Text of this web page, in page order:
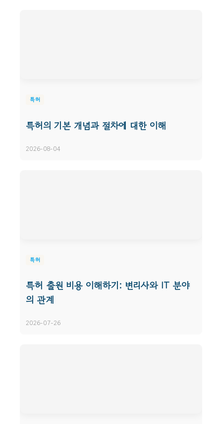
특허
특허의 기본 개념과 절차에 대한 이해
2026-08-04
특허
특허 출원 비용 이해하기: 변리사와 IT 분야
의 관계
2026-07-26